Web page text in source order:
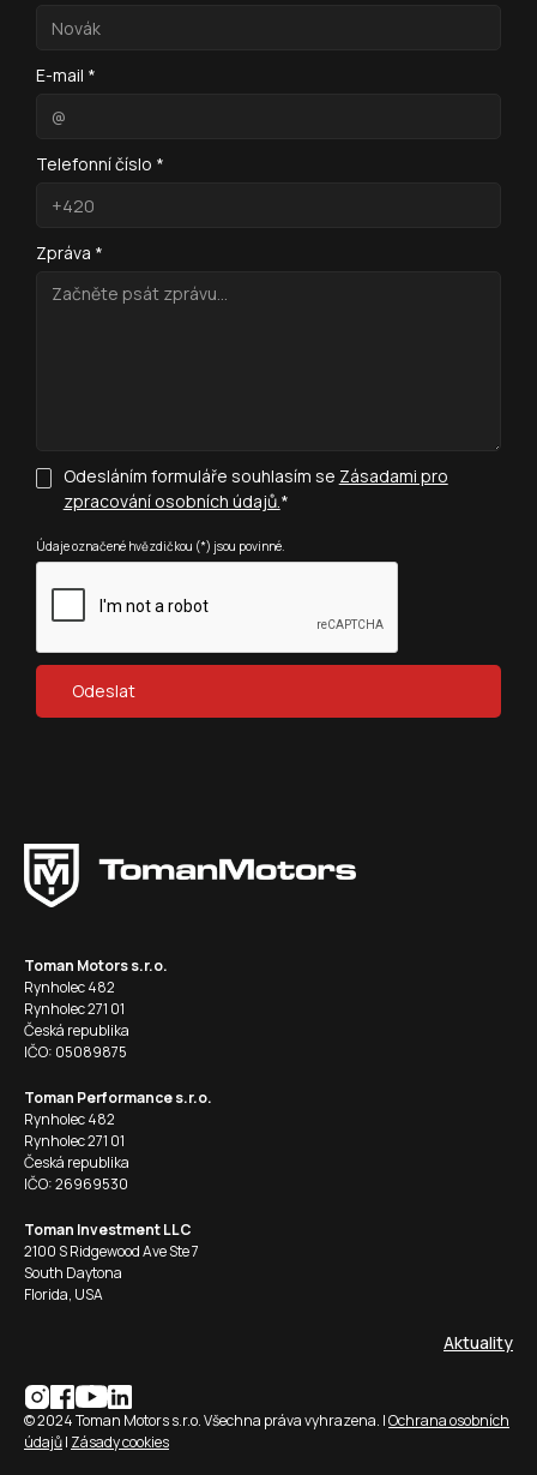
E-mail *
Telefonní číslo *
Zpráva *
Odesláním formuláře souhlasím se Zásadami pro
zpracování osobních údajů.*
Údaje označené hvězdičkou (*) jsou povinné.
Toman Motors s.r.o.
Rynholec 482
Rynholec 271 01
Česká republika
IČO: 05089875
Toman Performance s.r.o.
Rynholec 482
Rynholec 271 01
Česká republika
IČO: 26969530
Toman Investment LLC
2100 S Ridgewood Ave Ste 7
South Daytona
Florida, USA
Aktuality
© 2024 Toman Motors s.r.o. Všechna práva vyhrazena. |Ochrana osobních
údajů| Zásady cookies